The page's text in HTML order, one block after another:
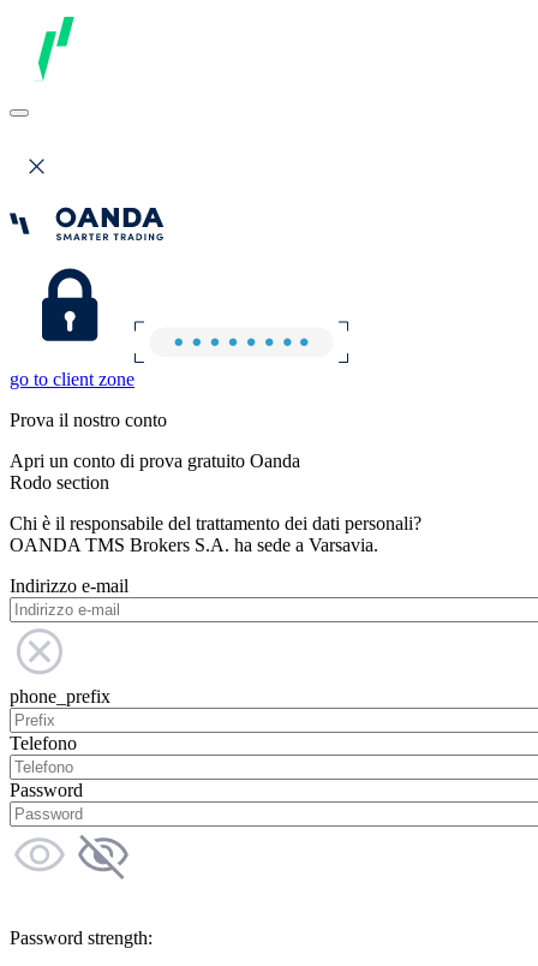
go to client zone
Prova il nostro conto
Apri un conto di prova gratuito Oanda
Rodo section
Chi è il responsabile del trattamento dei dati personali?
OANDA TMS Brokers S.A. ha sede a Varsavia.
Indirizzo e-mail
phone_prefix
Telefono
Password
Password strength: